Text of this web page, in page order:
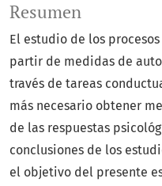
Resumen
El estudio de los
partir de medidas de
través de tareas
más necesario obtener
de las respuestas
conclusiones de los
el objetivo del presente